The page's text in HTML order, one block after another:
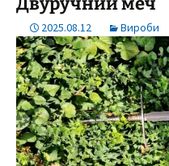
2025.08.12 Вироби